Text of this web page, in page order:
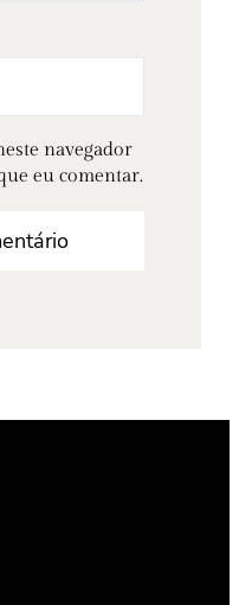
navegador
eu comentar.